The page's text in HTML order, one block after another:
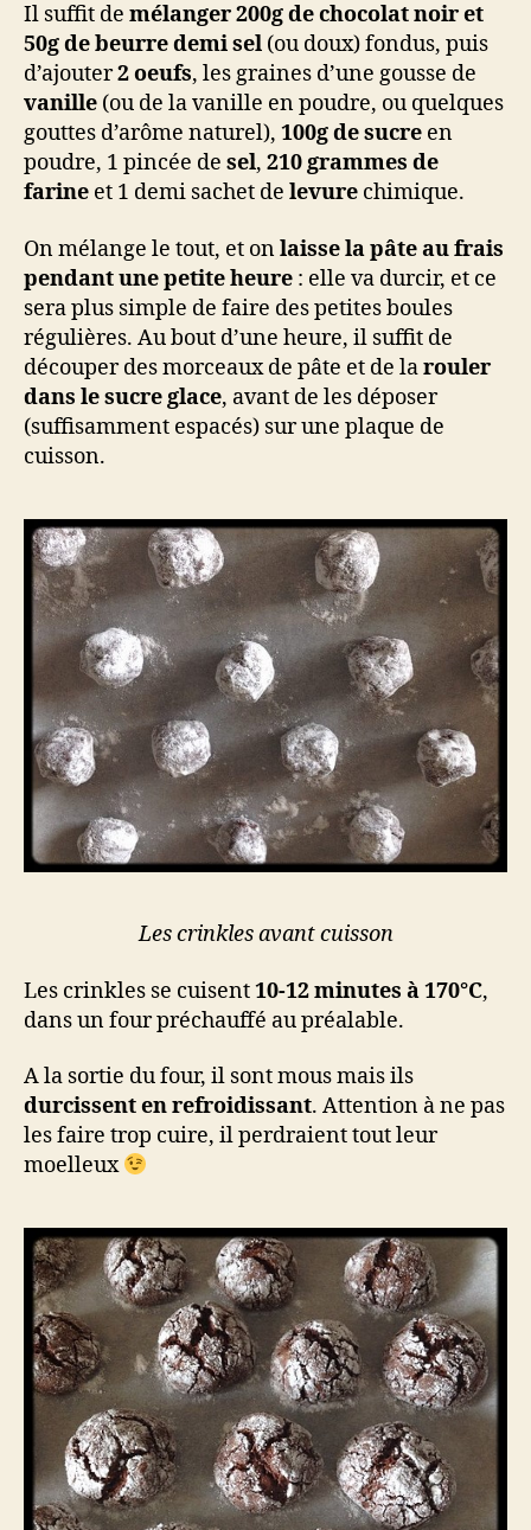
Il suffit de mélanger 200g de chocolat noir et
50g de beurre demi sel (ou doux) fondus, puis
d’ajouter2 oeufs, les graines d’une gousse de
vanille (ou de la vanille en poudre, ou quelques
gouttes d’arôme naturel), 100g de sucre en
poudre, 1 pincée de sel, 210 grammes de
farine et 1 demi sachet de levure chimique.
On mélange le tout, et onlaisse la pâte au frais
pendant une petite heure : elle va durcir, et ce
sera plus simple de faire des petites boules
régulières. Au bout d’une heure, il suffit de
découper des morceaux de pâte et de larouler
dans le sucre glace, avant de les déposer
(suffisamment espacés) sur une plaque de
cuisson.
Les crinkles avant cuisson
Les crinkles se cuisent10-12 minutes à 170°C,
dans un four préchauffé au préalable.
A la sortie du four, il sont mous mais ils
durcissent en refroidissant. Attention à ne pas
les faire trop cuire, il perdraient tout leur
moelleux